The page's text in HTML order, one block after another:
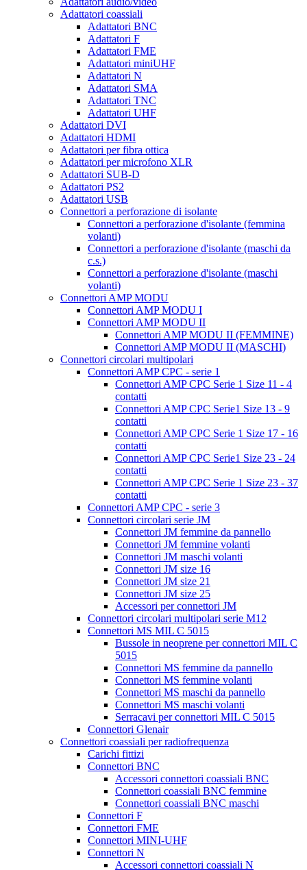
Adattatori coassiali
Adattatori BNC
Adattatori F
Adattatori FME
Adattatori miniUHF
Adattatori N
Adattatori SMA
Adattatori TNC
Adattatori UHF
Adattatori DVI
Adattatori HDMI
Adattatori per fibra ottica
Adattatori per microfono XLR
Adattatori SUB-D
Adattatori PS2
Adattatori USB
Connettori a perforazione di isolante
Connettori a perforazione d'isolante (femmina
volanti)
Connettori a perforazione d'isolante (maschi da
c.s.)
Connettori a perforazione d'isolante (maschi
volanti)
Connettori AMP MODU
Connettori AMP MODU I
Connettori AMP MODU II
Connettori AMP MODU II (FEMMINE)
Connettori AMP MODU II (MASCHI)
Connettori circolari multipolari
Connettori AMP CPC - serie 1
Connettori AMP CPC Serie 1 Size 11 - 4
contatti
Connettori AMP CPC Serie1 Size 13 - 9
contatti
Connettori AMP CPC Serie 1 Size 17 - 16
contatti
Connettori AMP CPC Serie1 Size 23 - 24
contatti
Connettori AMP CPC Serie 1 Size 23 - 37
contatti
Connettori AMP CPC - serie 3
Connettori circolari serie JM
Connettori JM femmine da pannello
Connettori JM femmine volanti
Connettori JM maschi volanti
Connettori JM size 16
Connettori JM size 21
Connettori JM size 25
Accessori per connettori JM
Connettori circolari multipolari serie M12
Connettori MS MIL C 5015
Bussole in neoprene per connettori MIL C
5015
Connettori MS femmine da pannello
Connettori MS femmine volanti
Connettori MS maschi da pannello
Connettori MS maschi volanti
Serracavi per connettori MIL C 5015
Connettori Glenair
Connettori coassiali per radiofrequenza
Carichi fittizi
Connettori BNC
Accessori connettori coassiali BNC
Connettori coassiali BNC femmine
Connettori coassiali BNC maschi
Connettori F
Connettori FME
Connettori MINI-UHF
Connettori N
Accessori connettori coassiali N